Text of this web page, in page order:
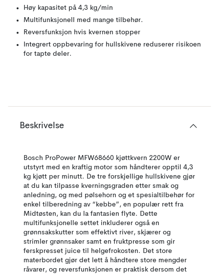
Høy kapasitet på 4,3 kg/min
Multifunksjonell med mange tilbehør.
Reversfunksjon hvis kvernen stopper
Integrert oppbevaring for hullskivene reduserer risikoen
for tapte deler.
Beskrivelse
Bosch ProPower MFW68660 kjøttkvern 2200W er
utstyrt med en kraftig motor som håndterer opptil 4,3
kg kjøtt per minutt. De tre forskjellige hullskivene gjør
at du kan tilpasse kverningsgraden etter smak og
anledning, og med pølsehorn og et spesialtilbehør for
enkel tilberedning av “kebbe”, en populær rett fra
Midtøsten, kan du la fantasien flyte. Dette
multifunksjonelle settet inkluderer også en
grønnsakskutter som effektivt river, skjærer og
strimler grønnsaker samt en fruktpresse som gir
ferskpresset juice til helgefrokosten. Det store
materbordet gjør det lett å håndtere store mengder
råvarer, og reversfunksjonen er praktisk dersom det